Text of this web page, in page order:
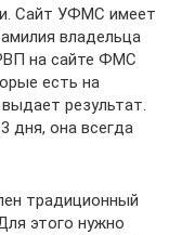
Сайт УФМС имеет
владельца
на сайте ФМС
есть на
результат.
дня, она всегда
традиционный
этого нужно